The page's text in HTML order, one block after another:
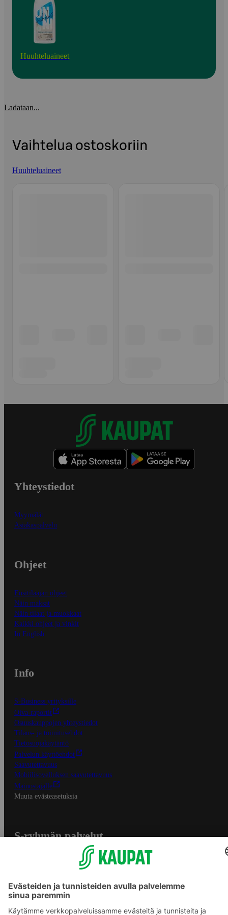
Huuhteluaineet
Ladataan...
Vaihtelua ostoskoriin
Huuhteluaineet
Yhteystiedot
Myymälät
Asiakaspalvelu
Ohjeet
Ensitilaajan ohjeet
Näin maksat
Näin tilaat ja muokkaat
Kaikki ohjeet ja vinkit
In English
Info
S-Business yrityksille
Oiva-raportit
Osuuskauppojen yhteystiedot
Tilaus- ja toimitusehdot
Tietosuojakäytäntö
Palvelun käyttöehdot
Saavutettavuus
Mobiilisovelluksen saavutettavuus
Mainostajalle
Muuta evästeasetuksia
S-ryhmän palvelut
Yhteishyvä Ruoka -sovellus
S-ostoslista -sovellus
Prisma.fi